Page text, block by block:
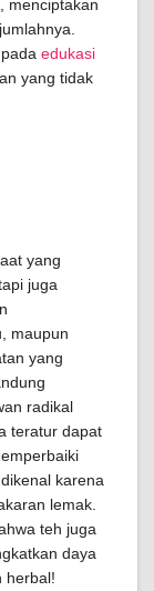
menciptakan
edukasi
yang tidak
yang
juga
maupun
yang
radikal
teratur dapat
karena
lemak.
teh juga
daya
herbal!